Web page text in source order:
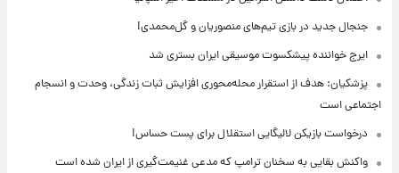
جنجال جدید در بازی تیم‌های منصوریان و گل‌محمدی!
ایرج خواننده پیشکسوت موسیقی ایران بستری شد
پزشکیان: هدف از استقرار محله‌محوری افزایش ثبات زندگی، وحدت و انسجام
اجتماعی است
درخواست بازیکن لالیگایی استقلال برای پست حساس!
واکنش بقایی به سخنان ترامپ که مدعی غنیمت‌گیری از ایران شده است